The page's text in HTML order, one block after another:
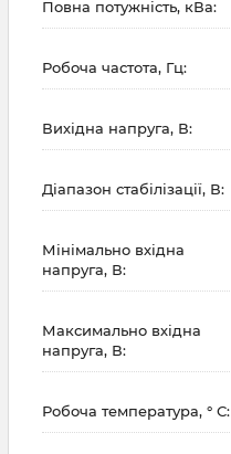
Повна потужність, кВа:
Робоча частота, Гц:
Вихідна напруга, В:
Діапазон стабілізації, В:
Мінімально вхідна
напруга, В:
Максимально вхідна
напруга, В:
Робоча температура, ° С: